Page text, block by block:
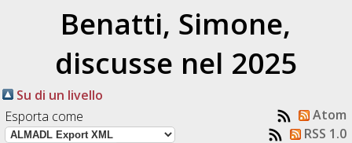
Benatti, Simone,
discusse nel 2025
Su di un livello
Esporta come
Atom
RSS 1.0